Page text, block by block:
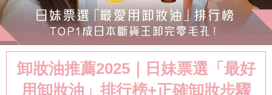
卸妝油推薦2025｜日妹票選「最好
用卸妝油」排行榜+正確卸妝步驟